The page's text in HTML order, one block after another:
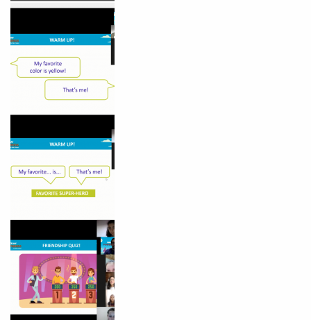
Preencha com seus dados abaixo e
já vamos te colocar em contato
Você é aluno inFlux?
Sim